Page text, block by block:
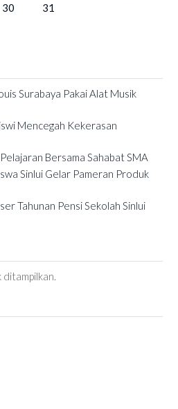
30 31
Surabaya Pakai Alat Musik
Mencegah Kekerasan
Bersama Sahabat SMA
Sinlui Gelar Pameran Produk
Tahunan Pensi Sekolah Sinlui